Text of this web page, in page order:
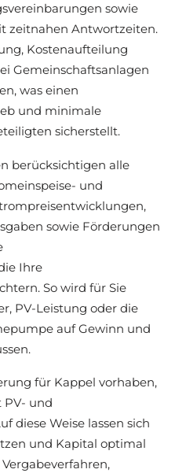
sowie
zeitnahen Antwortzeiten.
Kostenaufteilung
Gemeinschaftsanlagen
was einen
und minimale
sicherstellt.
berücksichtigen alle
und
sowie Förderungen
Ihre
So wird für Sie
PV-Leistung oder die
auf Gewinn und
für Kappel vorhaben,
und
diese Weise lassen sich
und Kapital optimal